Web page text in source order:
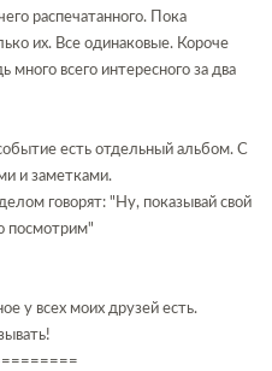
распечатанного. Пока
их. Все одинаковые. Короче
много всего интересного за два
есть отдельный альбом. С
и заметками.
говорят: "Ну, показывай свой
посмотрим"
у всех моих друзей есть.